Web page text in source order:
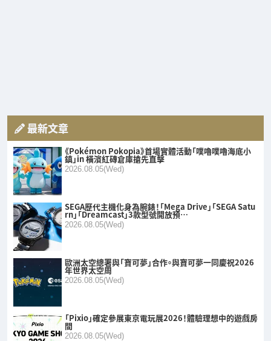
最新文章
《Pokémon Pokopia》首場實體活動「噗嚕噗嚕海底小
鎮」in 橫濱紅磚倉庫搶先直擊
2026.08.05(Wed)
SEGA歷代主機化身為腕錶！「Mega Drive」「SEGA Satu
rn」「Dreamcast」3款型號開放預…
2026.08.05(Wed)
歐洲太空總署與「寶可夢」合作。與寶可夢一同慶祝2026
年世界太空周
2026.08.05(Wed)
「Pixio」確定參展東京電玩展2026！體驗理想中的遊戲房
間
2026.08.05(Wed)